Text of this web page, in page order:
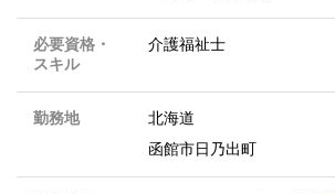
必要資格・
スキル
介護福祉士
勤務地
北海道
函館市日乃出町